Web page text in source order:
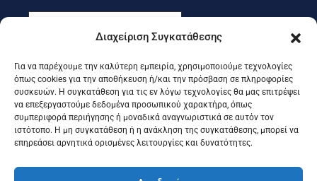
Διαχείριση Συγκατάθεσης
Για να παρέχουμε την καλύτερη εμπειρία, χρησιμοποιούμε τεχνολογίες
όπως cookies για την αποθήκευση ή/και την πρόσβαση σε πληροφορίες
συσκευών. Η συγκατάθεση για τις εν λόγω τεχνολογίες θα μας επιτρέψει
να επεξεργαστούμε δεδομένα προσωπικού χαρακτήρα, όπως
συμπεριφορά περιήγησης ή μοναδικά αναγνωριστικά σε αυτόν τον
ιστότοπο. Η μη συγκατάθεση ή η ανάκληση της συγκατάθεσης, μπορεί να
επηρεάσει αρνητικά ορισμένες λειτουργίες και δυνατότητες.
Εγγραφή
Ακολουθήστε μας στα social